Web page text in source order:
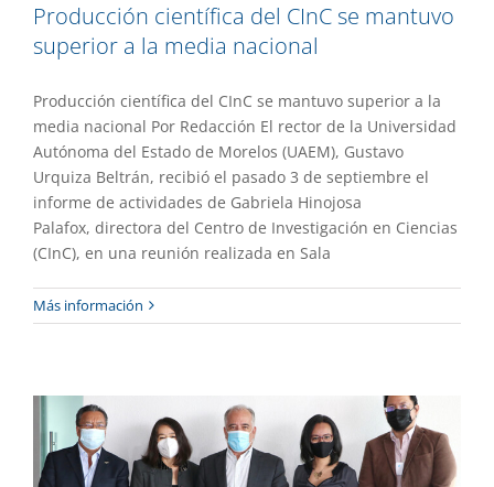
Producción científica del CInC se mantuvo
superior a la media nacional
Producción científica del CInC se mantuvo superior a la
media nacional Por Redacción El rector de la Universidad
Autónoma del Estado de Morelos (UAEM), Gustavo
Urquiza Beltrán, recibió el pasado 3 de septiembre el
informe de actividades de Gabriela Hinojosa
Palafox, directora del Centro de Investigación en Ciencias
(CInC), en una reunión realizada en Sala
Más informaciónDestacan logros académicos e